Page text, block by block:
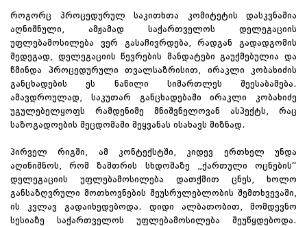
როგორც პროცედურულ საკითხთა კომიტეტის დასკვნაშია
აღნიშნული, ამჟამად საქართველოს დელეგაციის
უფლებამოსილება ვერ გასაჩივრდება, რადგან გადადგომის
შედეგად, დელეგაციის წევრების მანდატები გაუქმებულია და
წმინდა პროცედურული თვალსაზრისით, ირაკლი კობახიძის
განცხადების ეს ნაწილი სიმართლეს შეესაბამება.
ამავდროულად, საკუთარ განცხადებაში ირაკლი კობახიძე
უგულებელყოფს რამდენიმე მნიშვნელოვან ასპექტს, რაც
საზოგადოების შეცდომაში შეყვანას ისახავს მიზნად.
პირველ რიგში, ამ კონტექსტში, კიდევ ერთხელ უნდა
აღინიშნოს, რომ ზამთრის სხდომაზე „ქართული ოცნების“
დელეგაციის უფლებამოსილება დათქმით ცნეს, ხოლო
განსაზღვრული მოთხოვნების შეუსრულებლობის შემთხვევაში,
ის კვლავ გადაიხედებოდა. დიდი ალბათობით, მომდევნო
სესიაზე საქართველოს უფლებამოსილება შეუწყდებოდა.